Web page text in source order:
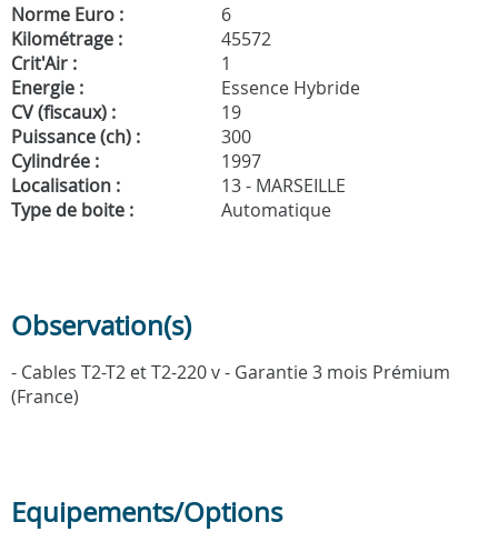
Norme Euro :
6
Kilométrage :
45572
Crit'Air :
1
Energie :
Essence Hybride
CV (fiscaux) :
19
Puissance (ch) :
300
Cylindrée :
1997
Localisation :
13 - MARSEILLE
Type de boite :
Automatique
Observation(s)
- Cables T2-T2 et T2-220 v - Garantie 3 mois Prémium
(France)
Equipements/Options